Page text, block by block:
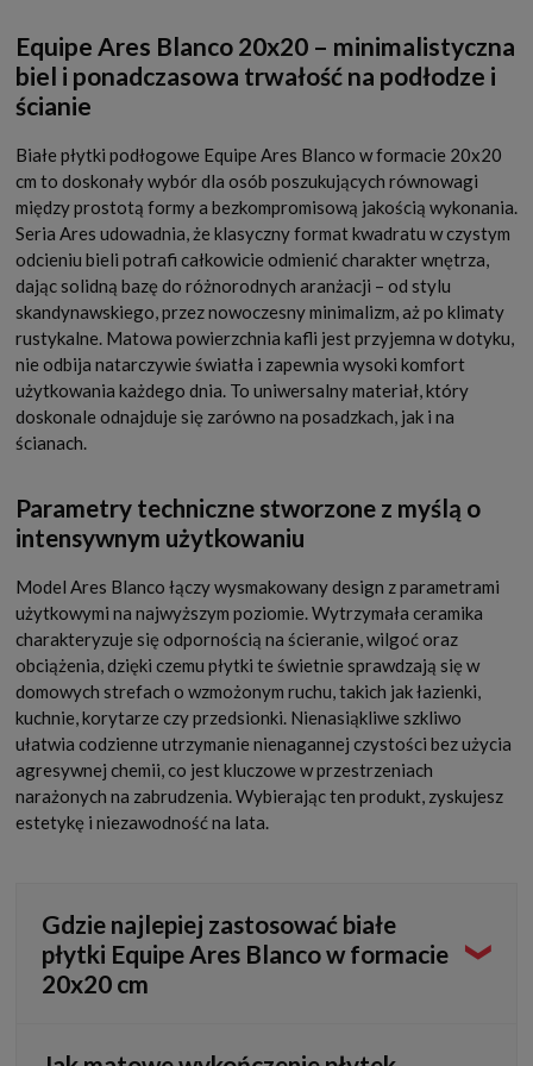
Equipe Ares Blanco 20x20 – minimalistyczna
biel i ponadczasowa trwałość na podłodze i
ścianie
Białe płytki podłogowe Equipe Ares Blanco w formacie 20x20
cm to doskonały wybór dla osób poszukujących równowagi
między prostotą formy a bezkompromisową jakością wykonania.
Seria Ares udowadnia, że klasyczny format kwadratu w czystym
odcieniu bieli potrafi całkowicie odmienić charakter wnętrza,
dając solidną bazę do różnorodnych aranżacji – od stylu
skandynawskiego, przez nowoczesny minimalizm, aż po klimaty
rustykalne. Matowa powierzchnia kafli jest przyjemna w dotyku,
nie odbija natarczywie światła i zapewnia wysoki komfort
użytkowania każdego dnia. To uniwersalny materiał, który
doskonale odnajduje się zarówno na posadzkach, jak i na
ścianach.
Parametry techniczne stworzone z myślą o
intensywnym użytkowaniu
Model Ares Blanco łączy wysmakowany design z parametrami
użytkowymi na najwyższym poziomie. Wytrzymała ceramika
charakteryzuje się odpornością na ścieranie, wilgoć oraz
obciążenia, dzięki czemu płytki te świetnie sprawdzają się w
domowych strefach o wzmożonym ruchu, takich jak łazienki,
kuchnie, korytarze czy przedsionki. Nienasiąkliwe szkliwo
ułatwia codzienne utrzymanie nienagannej czystości bez użycia
agresywnej chemii, co jest kluczowe w przestrzeniach
narażonych na zabrudzenia. Wybierając ten produkt, zyskujesz
estetykę i niezawodność na lata.
Gdzie najlepiej zastosować białe
płytki Equipe Ares Blanco w formacie
20x20 cm